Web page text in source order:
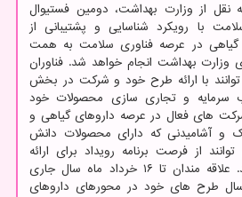
نقل از وزارت بهداشت، دومین فستیوال
با رویکرد شناسایی و پشتیبانی از
گیاهی در عرصه فناوری سلامت به همت
وزارت بهداشت انجام خواهد شد. فناوران
با ارائه طرح خود و شرکت در بخش
سرمایه و تجاری سازی محصولات خود
های فعال در عرصه داروهای گیاهی و
و آشامیدنی که دارای محصولات دانش
از فرصت برنامه رویداد برای ارائه
محصولات خود بهره گیرند. علاقه مندان تا ۱۶ خرداد ماه سال جاری
طرح های خود در محورهای داروهای